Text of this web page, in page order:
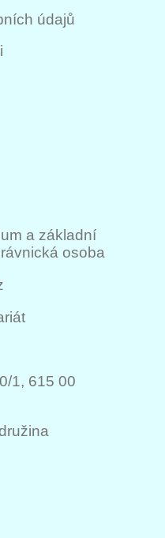
údajů
a základní
osoba
1, 615 00